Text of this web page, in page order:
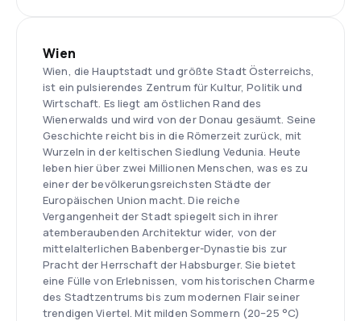
Wien
Wien, die Hauptstadt und größte Stadt Österreichs,
ist ein pulsierendes Zentrum für Kultur, Politik und
Wirtschaft. Es liegt am östlichen Rand des
Wienerwalds und wird von der Donau gesäumt. Seine
Geschichte reicht bis in die Römerzeit zurück, mit
Wurzeln in der keltischen Siedlung Vedunia. Heute
leben hier über zwei Millionen Menschen, was es zu
einer der bevölkerungsreichsten Städte der
Europäischen Union macht. Die reiche
Vergangenheit der Stadt spiegelt sich in ihrer
atemberaubenden Architektur wider, von der
mittelalterlichen Babenberger-Dynastie bis zur
Pracht der Herrschaft der Habsburger. Sie bietet
eine Fülle von Erlebnissen, vom historischen Charme
des Stadtzentrums bis zum modernen Flair seiner
trendigen Viertel. Mit milden Sommern (20–25 °C)